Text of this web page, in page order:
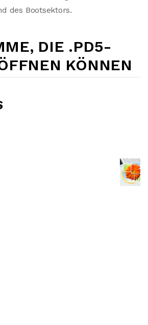
des Bootsektors.
DIE .PD5-
KÖNNEN